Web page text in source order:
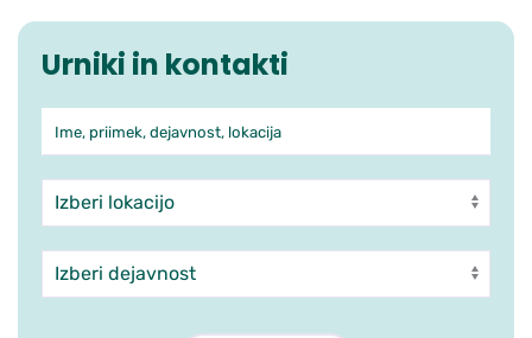
Urniki in kontakti
Iskanje po ambulantah in
Ime, priimek, dejavnost, lokacija
Enota
Dejavnost